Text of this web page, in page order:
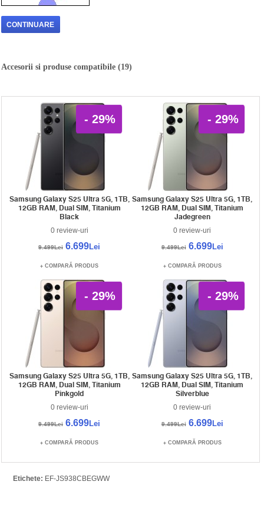
CONTINUARE
Accesorii si produse compatibile (19)
- 29%
Samsung Galaxy S25 Ultra 5G, 1TB,
12GB RAM, Dual SIM, Titanium
Black
0 review-uri
9.499Lei 6.699Lei
COMPARĂ PRODUS
- 29%
Samsung Galaxy S25 Ultra 5G, 1TB,
12GB RAM, Dual SIM, Titanium
Jadegreen
0 review-uri
9.499Lei 6.699Lei
COMPARĂ PRODUS
- 29%
Samsung Galaxy S25 Ultra 5G, 1TB,
12GB RAM, Dual SIM, Titanium
Pinkgold
0 review-uri
9.499Lei 6.699Lei
COMPARĂ PRODUS
- 29%
Samsung Galaxy S25 Ultra 5G, 1TB,
12GB RAM, Dual SIM, Titanium
Silverblue
0 review-uri
9.499Lei 6.699Lei
COMPARĂ PRODUS
Etichete: EF-JS938CBEGWW